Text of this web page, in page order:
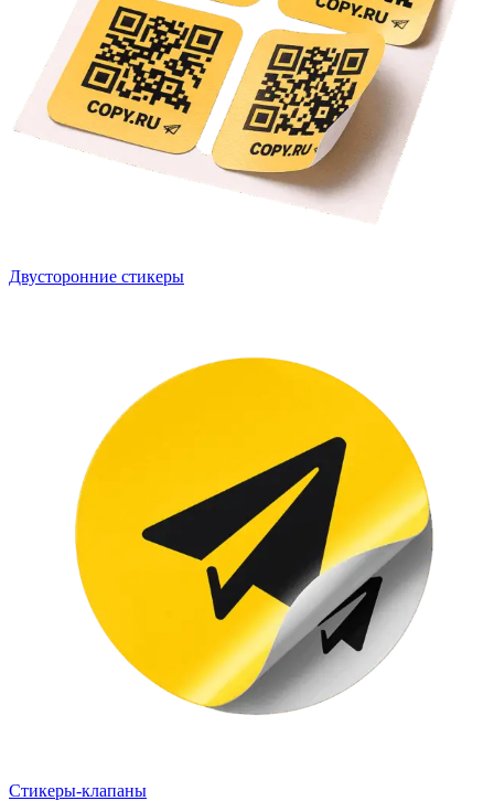
Двусторонние стикеры
Стикеры-клапаны